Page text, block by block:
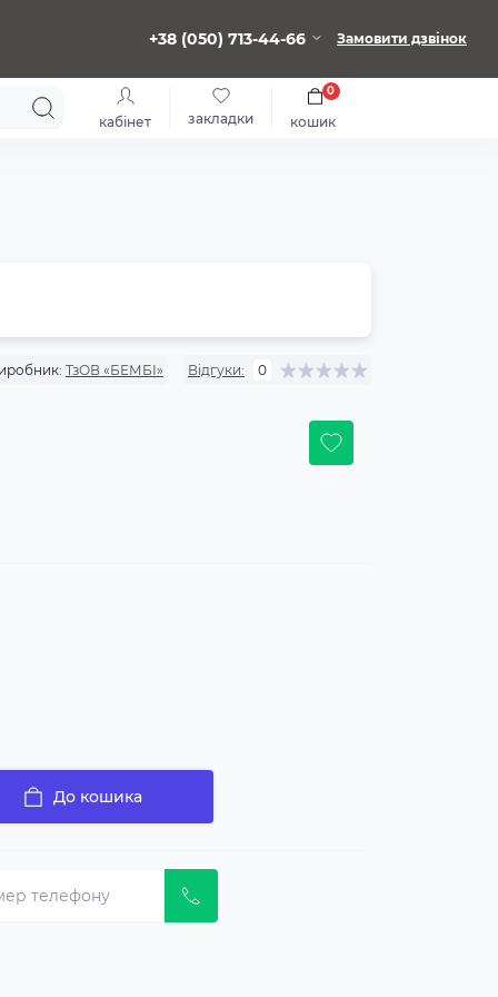
+38 (050) 713-44-66 Замовити дзвінок
кабінет закладки кошик
0
ТзОВ «БЕМБІ» Відгуки: 0
До кошика